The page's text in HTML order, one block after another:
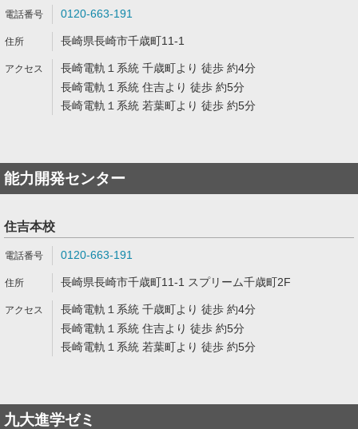
0120-663-191
長崎県長崎市千歳町11-1
長崎電軌１系統 千歳町より 徒歩 約4分
長崎電軌１系統 住吉より 徒歩 約5分
長崎電軌１系統 若葉町より 徒歩 約5分
能力開発センター
住吉本校
0120-663-191
長崎県長崎市千歳町11-1 スプリーム千歳町2F
長崎電軌１系統 千歳町より 徒歩 約4分
長崎電軌１系統 住吉より 徒歩 約5分
長崎電軌１系統 若葉町より 徒歩 約5分
九大進学ゼミ